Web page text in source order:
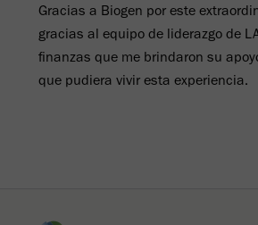
Gracias a Biogen por este
gracias al equipo de liderazgo de
finanzas que me brindaron su
que pudiera vivir esta experiencia.